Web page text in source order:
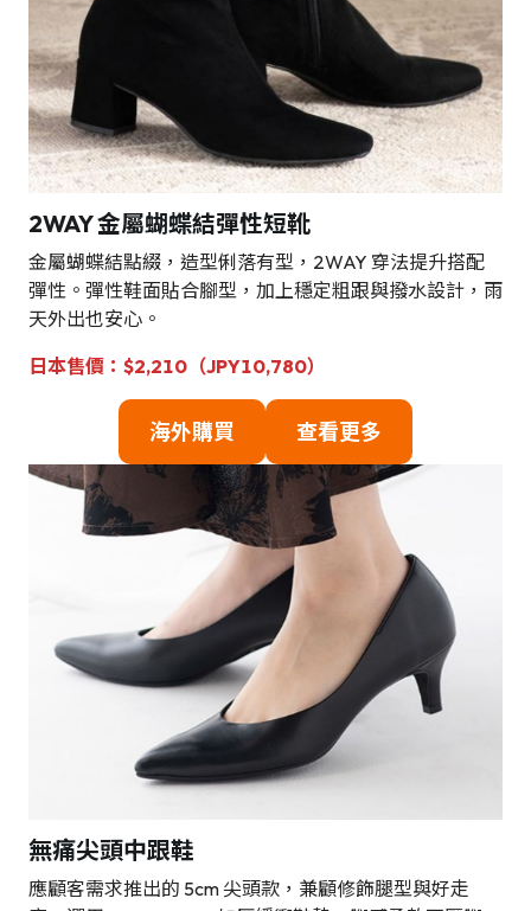
2WAY 金屬蝴蝶結彈性短靴
金屬蝴蝶結點綴，造型俐落有型，2WAY 穿法提升搭配
彈性。彈性鞋面貼合腳型，加上穩定粗跟與撥水設計，雨
天外出也安心。
日本售價：$2,210（JPY10,780）
海外購買 查看更多
無痛尖頭中跟鞋
應顧客需求推出的 5cm 尖頭款，兼顧修飾腿型與好走